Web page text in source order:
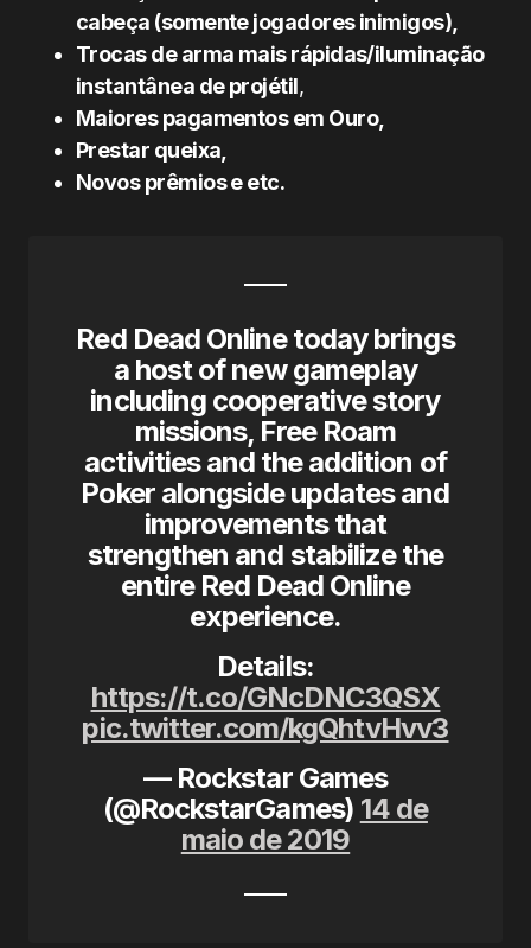
cabeça (somente jogadores inimigos),
Trocas de arma mais rápidas/iluminação
instantânea de projétil,
Maiores pagamentos em Ouro,
Prestar queixa,
Novos prêmios e etc.
Red Dead Online today brings
a host of new gameplay
including cooperative story
missions, Free Roam
activities and the addition of
Poker alongside updates and
improvements that
strengthen and stabilize the
entire Red Dead Online
experience.
Details:
https://t.co/GNcDNC3QSX
pic.twitter.com/kgQhtvHvv3
— Rockstar Games
(@RockstarGames) 14 de
maio de 2019